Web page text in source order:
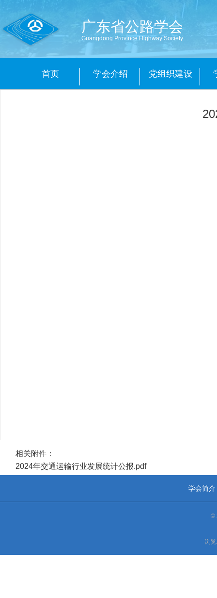
广东省公路学会
Guangdong Province Highway Society
首页 学会介绍 党组织建设
相关附件：
2024年交通运输行业发展统计公报.pdf
学会简介
©
浏